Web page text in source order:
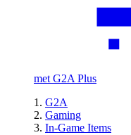
met G2A Plus
G2A
Gaming
In-Game Items